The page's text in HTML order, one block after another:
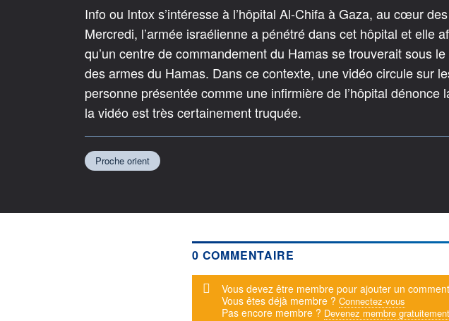
Info ou Intox s’intéresse à l’hôpital Al-Chifa à Gaza, au cœur
Mercredi, l’armée israélienne a pénétré dans cet hôpital et elle
qu’un centre de commandement du Hamas se trouverait sous
des armes du Hamas. Dans ce contexte, une vidéo circule sur
personne présentée comme une infirmière de l’hôpital dénonce
la vidéo est très certainement truquée.
Proche orient
0 COMMENTAIRE
Message d'alerte
Vous devez être membre pour ajouter un
Vous êtes déjà membre ? Connectez-vous
Pas encore membre ? Devenez membre gratuitement